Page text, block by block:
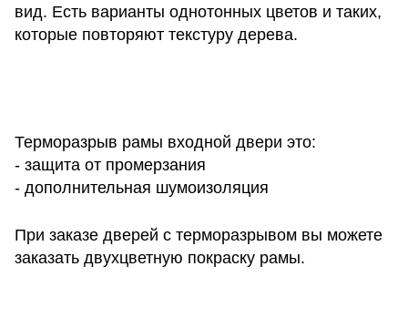
вид. Есть варианты однотонных цветов и таких,
которые повторяют текстуру дерева.
Терморазрыв рамы входной двери это:
- защита от промерзания
- дополнительная шумоизоляция
При заказе дверей с терморазрывом вы можете
заказать двухцветную покраску рамы.